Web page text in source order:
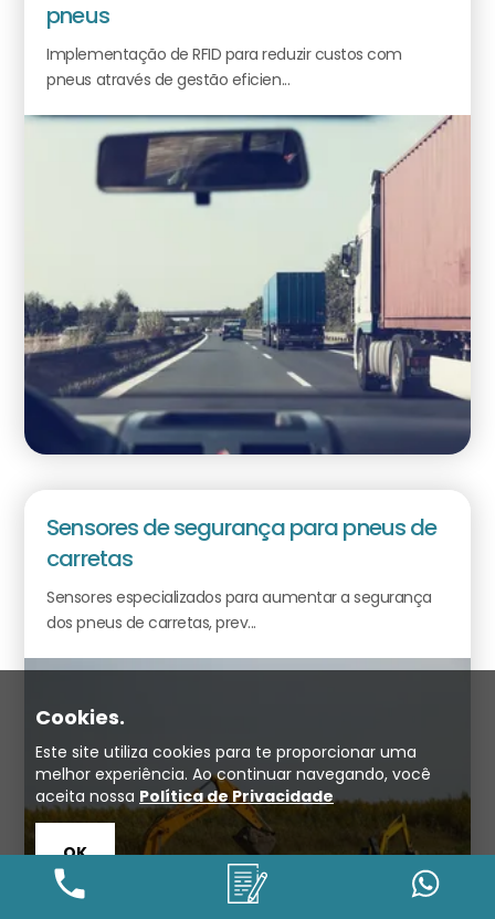
pneus
Implementação de RFID para reduzir custos com
pneus através de gestão eficien...
Sensores de segurança para pneus de
carretas
Sensores especializados para aumentar a segurança
dos pneus de carretas, prev...
Cookies.
Este site utiliza cookies para te proporcionar uma
melhor experiência. Ao continuar navegando, você
aceita nossa Política de Privacidade
OK